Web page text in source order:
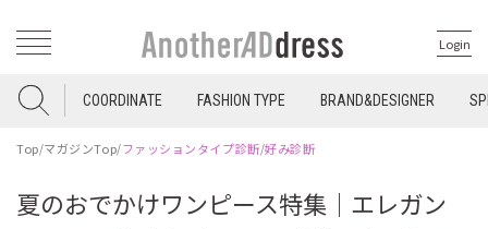
Login
COORDINATE FASHION TYPE BRAND&DESIGNER
Top/マガジンTop/ファッションタイプ診断/好み診断
夏のおでかけワンピース特集｜エレガン